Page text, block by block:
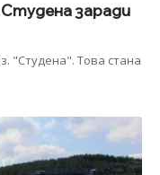
заради
"Студена". Това стана